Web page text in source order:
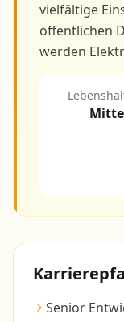
vielfältige
öffentlichen
werden
Senior